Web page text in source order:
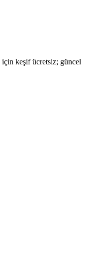
için keşif ücretsiz; güncel